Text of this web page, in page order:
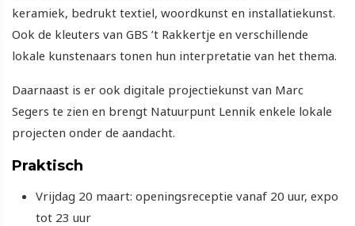
keramiek, bedrukt textiel, woordkunst en installatiekunst.
Ook de kleuters van GBS ’t Rakkertje en verschillende
lokale kunstenaars tonen hun interpretatie van het thema.
Daarnaast is er ook digitale projectiekunst van Marc
Segers te zien en brengt Natuurpunt Lennik enkele lokale
projecten onder de aandacht.
Praktisch
Vrijdag 20 maart: openingsreceptie vanaf 20 uur, expo
tot 23 uur